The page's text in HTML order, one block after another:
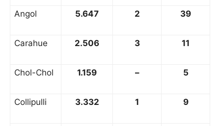
Angol 5.647 2 39
Carahue 2.506 3 11
Chol-Chol 1.159 – 5
Collipulli 3.332 1 9